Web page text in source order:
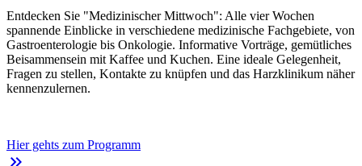
Entdecken Sie "Medizinischer Mittwoch": Alle vier Wochen
spannende Einblicke in verschiedene medizinische Fachgebiete, von
Gastroenterologie bis Onkologie. Informative Vorträge, gemütliches
Beisammensein mit Kaffee und Kuchen. Eine ideale Gelegenheit,
Fragen zu stellen, Kontakte zu knüpfen und das Harzklinikum näher
kennenzulernen.
Hier gehts zum Programm